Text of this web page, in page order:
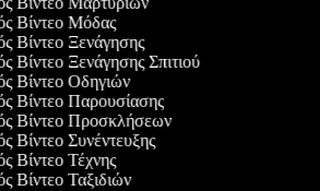
Βίντεο Μόδας
Βίντεο Ξενάγησης
Βίντεο Ξενάγησης Σπιτιού
Βίντεο Οδηγιών
Βίντεο Παρουσίασης
Βίντεο Προσκλήσεων
Βίντεο Συνέντευξης
Βίντεο Τέχνης
Βίντεο Ταξιδιών